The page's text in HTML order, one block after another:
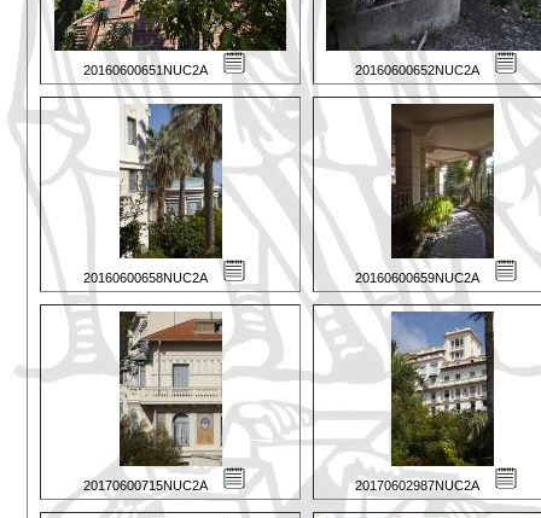
20160600651NUC2A 20160600652NUC2A
20160600658NUC2A 20160600659NUC2A
20170600715NUC2A 20170602987NUC2A